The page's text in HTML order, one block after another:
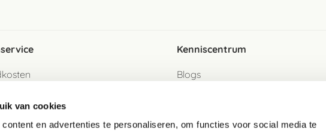
van cookies
en advertenties te personaliseren, om functies voor social media te
Kenniscentrum
Blogs